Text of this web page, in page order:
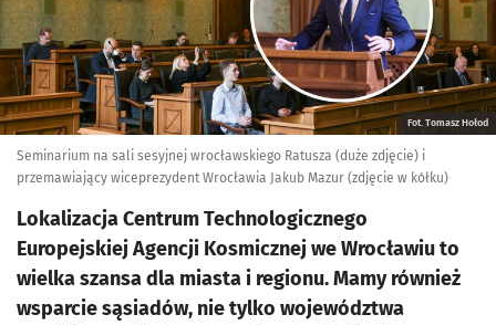
Fot. Tomasz Hołod
Seminarium na sali sesyjnej wrocławskiego Ratusza (duże zdjęcie) i
przemawiający wiceprezydent Wrocławia Jakub Mazur (zdjęcie w kółku)
Lokalizacja Centrum Technologicznego
Europejskiej Agencji Kosmicznej we Wrocławiu to
wielka szansa dla miasta i regionu. Mamy również
wsparcie sąsiadów, nie tylko województwa